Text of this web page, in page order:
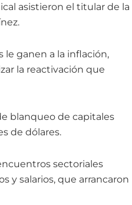
asistieron el titular de la
le ganen a la inflación,
la reactivación que
blanqueo de capitales
de dólares.
sectoriales
y salarios, que arrancaron